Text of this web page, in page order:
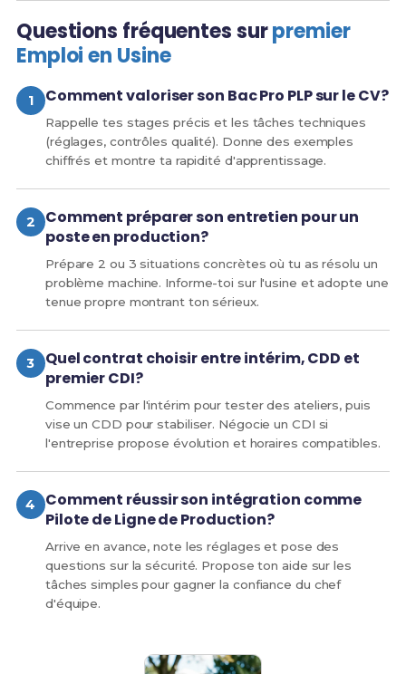
Questions fréquentes surpremier
Emploi en Usine
Comment valoriser son Bac Pro PLP sur le CV?
Rappelle tes stages précis et les tâches techniques
(réglages, contrôles qualité). Donne des exemples
chiffrés et montre ta rapidité d'apprentissage.
Comment préparer son entretien pour un
poste en production?
Prépare 2 ou 3 situations concrètes où tu as résolu un
problème machine. Informe-toi sur l'usine et adopte une
tenue propre montrant ton sérieux.
Quel contrat choisir entre intérim, CDD et
premier CDI?
Commence par l'intérim pour tester des ateliers, puis
vise un CDD pour stabiliser. Négocie un CDI si
l'entreprise propose évolution et horaires compatibles.
Comment réussir son intégration comme
Pilote de Ligne de Production?
Arrive en avance, note les réglages et pose des
questions sur la sécurité. Propose ton aide sur les
tâches simples pour gagner la confiance du chef
d'équipe.